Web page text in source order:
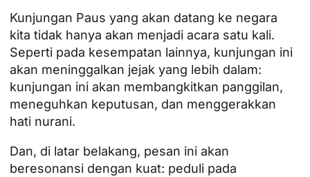
Kunjungan Paus yang akan datang ke negara
kita tidak hanya akan menjadi acara satu kali.
Seperti pada kesempatan lainnya, kunjungan ini
akan meninggalkan jejak yang lebih dalam:
kunjungan ini akan membangkitkan panggilan,
meneguhkan keputusan, dan menggerakkan
hati nurani.
Dan, di latar belakang, pesan ini akan
beresonansi dengan kuat: peduli pada